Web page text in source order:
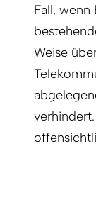
Fall,
Weise